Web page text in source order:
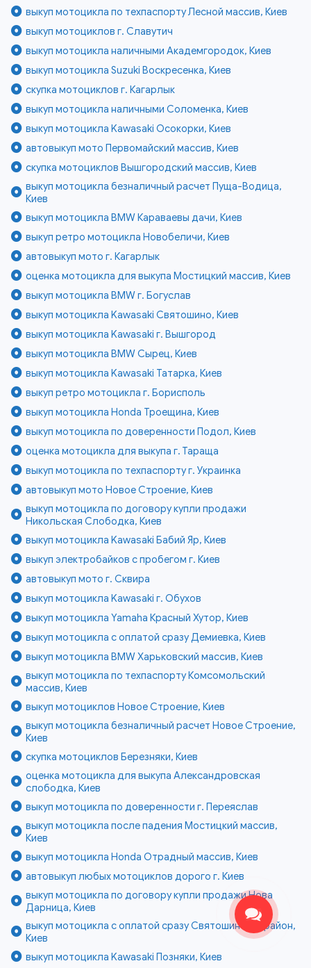
выкуп мотоцикла по техпаспорту Лесной массив, Киев
выкуп мотоциклов г. Славутич
выкуп мотоцикла наличными Академгородок, Киев
выкуп мотоцикла Suzuki Воскресенка, Киев
скупка мотоциклов г. Кагарлык
выкуп мотоцикла наличными Соломенка, Киев
выкуп мотоцикла Kawasaki Осокорки, Киев
автовыкуп мото Первомайский массив, Киев
скупка мотоциклов Вышгородский массив, Киев
выкуп мотоцикла безналичный расчет Пуща-Водица,
Киев
выкуп мотоцикла BMW Караваевы дачи, Киев
выкуп ретро мотоцикла Новобеличи, Киев
автовыкуп мото г. Кагарлык
оценка мотоцикла для выкупа Мостицкий массив, Киев
выкуп мотоцикла BMW г. Богуслав
выкуп мотоцикла Kawasaki Святошино, Киев
выкуп мотоцикла Kawasaki г. Вышгород
выкуп мотоцикла BMW Сырец, Киев
выкуп мотоцикла Kawasaki Татарка, Киев
выкуп ретро мотоцикла г. Борисполь
выкуп мотоцикла Honda Троещина, Киев
выкуп мотоцикла по доверенности Подол, Киев
оценка мотоцикла для выкупа г. Тараща
выкуп мотоцикла по техпаспорту г. Украинка
автовыкуп мото Новое Строение, Киев
выкуп мотоцикла по договору купли продажи
Никольская Слободка, Киев
выкуп мотоцикла Kawasaki Бабий Яр, Киев
выкуп электробайков с пробегом г. Киев
автовыкуп мото г. Сквира
выкуп мотоцикла Kawasaki г. Обухов
выкуп мотоцикла Yamaha Красный Хутор, Киев
выкуп мотоцикла с оплатой сразу Демиевка, Киев
выкуп мотоцикла BMW Харьковский массив, Киев
выкуп мотоцикла по техпаспорту Комсомольский
массив, Киев
выкуп мотоциклов Новое Строение, Киев
выкуп мотоцикла безналичный расчет Новое Строение,
Киев
скупка мотоциклов Березняки, Киев
оценка мотоцикла для выкупа Александровская
слободка, Киев
выкуп мотоцикла по доверенности г. Переяслав
выкуп мотоцикла после падения Мостицкий массив,
Киев
выкуп мотоцикла Honda Отрадный массив, Киев
автовыкуп любых мотоциклов дорого г. Киев
выкуп мотоцикла по договору купли продажи Нова
Дарница, Киев
выкуп мотоцикла с оплатой сразу Святошинский район,
Киев
выкуп мотоцикла Kawasaki Позняки, Киев